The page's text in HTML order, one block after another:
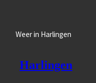
Weer in Harlingen